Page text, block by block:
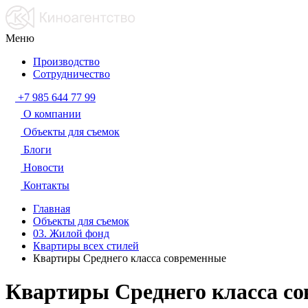
Меню
Производство
Сотрудничество
+7 985 644 77 99
О компании
Объекты для съемок
Блоги
Новости
Контакты
Главная
Объекты для съемок
03. Жилой фонд
Квартиры всех стилей
Квартиры Среднего класса современные
Квартиры Среднего класса